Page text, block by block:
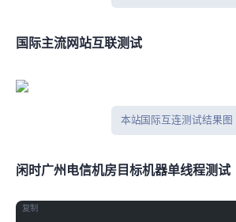
国际主流网站互联测试
本站 Tcpping 国际互连测试结果图
闲时广州电信机房(500Mbps)目标机器 IPERF3单线程测试
复制